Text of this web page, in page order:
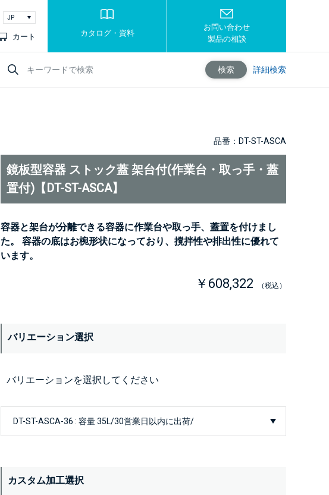
カート カタログ・資料
お問い合わせ
製品の相談
検索 詳細検索
品番：DT-ST-ASCA
鏡板型容器 ストック蓋 架台付(作業台・取っ手・蓋
置付)【DT-ST-ASCA】
容器と架台が分離できる容器に作業台や取っ手、蓋置を付けまし
た。 容器の底はお椀形状になっており、撹拌性や排出性に優れて
います。
￥608,322 （税込）
バリエーション選択
バリエーションを選択してください
カスタム加工選択